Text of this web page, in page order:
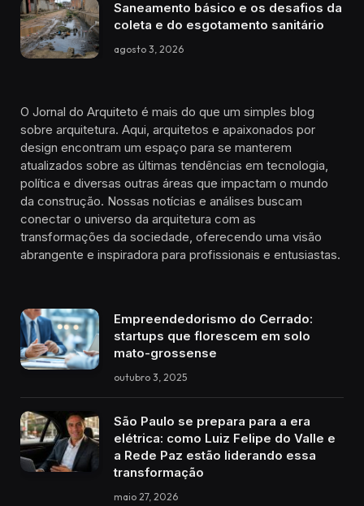
Saneamento básico e os desafios da
coleta e do esgotamento sanitário
agosto 3, 2026
O Jornal do Arquiteto é mais do que um simples blog
sobre arquitetura. Aqui, arquitetos e apaixonados por
design encontram um espaço para se manterem
atualizados sobre as últimas tendências em tecnologia,
política e diversas outras áreas que impactam o mundo
da construção. Nossas notícias e análises buscam
conectar o universo da arquitetura com as
transformações da sociedade, oferecendo uma visão
abrangente e inspiradora para profissionais e entusiastas.
Empreendedorismo do Cerrado:
startups que florescem em solo
mato-grossense
outubro 3, 2025
São Paulo se prepara para a era
elétrica: como Luiz Felipe do Valle e
a Rede Paz estão liderando essa
transformação
maio 27, 2026